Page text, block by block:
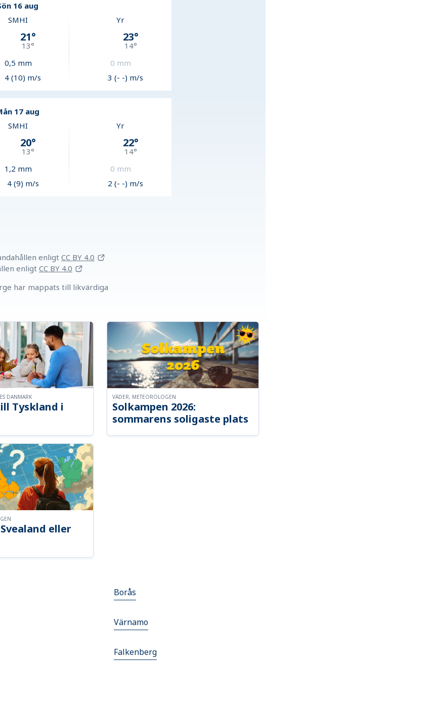
16 aug
SMHI
21°
13°
0,5 mm
4 (10) m/s
Yr
23°
14°
0 mm
3 (- -) m/s
17 aug
SMHI
20°
13°
1,2 mm
4 (9) m/s
Yr
22°
14°
0 mm
2 (- -) m/s
enligt CC BY 4.0
enligt CC BY 4.0
har mappats till likvärdiga
Tyskland i
DANMARK
Solkampen 2026:
sommarens soligaste plats
VÄDER, METEOROLOGEN
eller
Borås
Värnamo
Falkenberg